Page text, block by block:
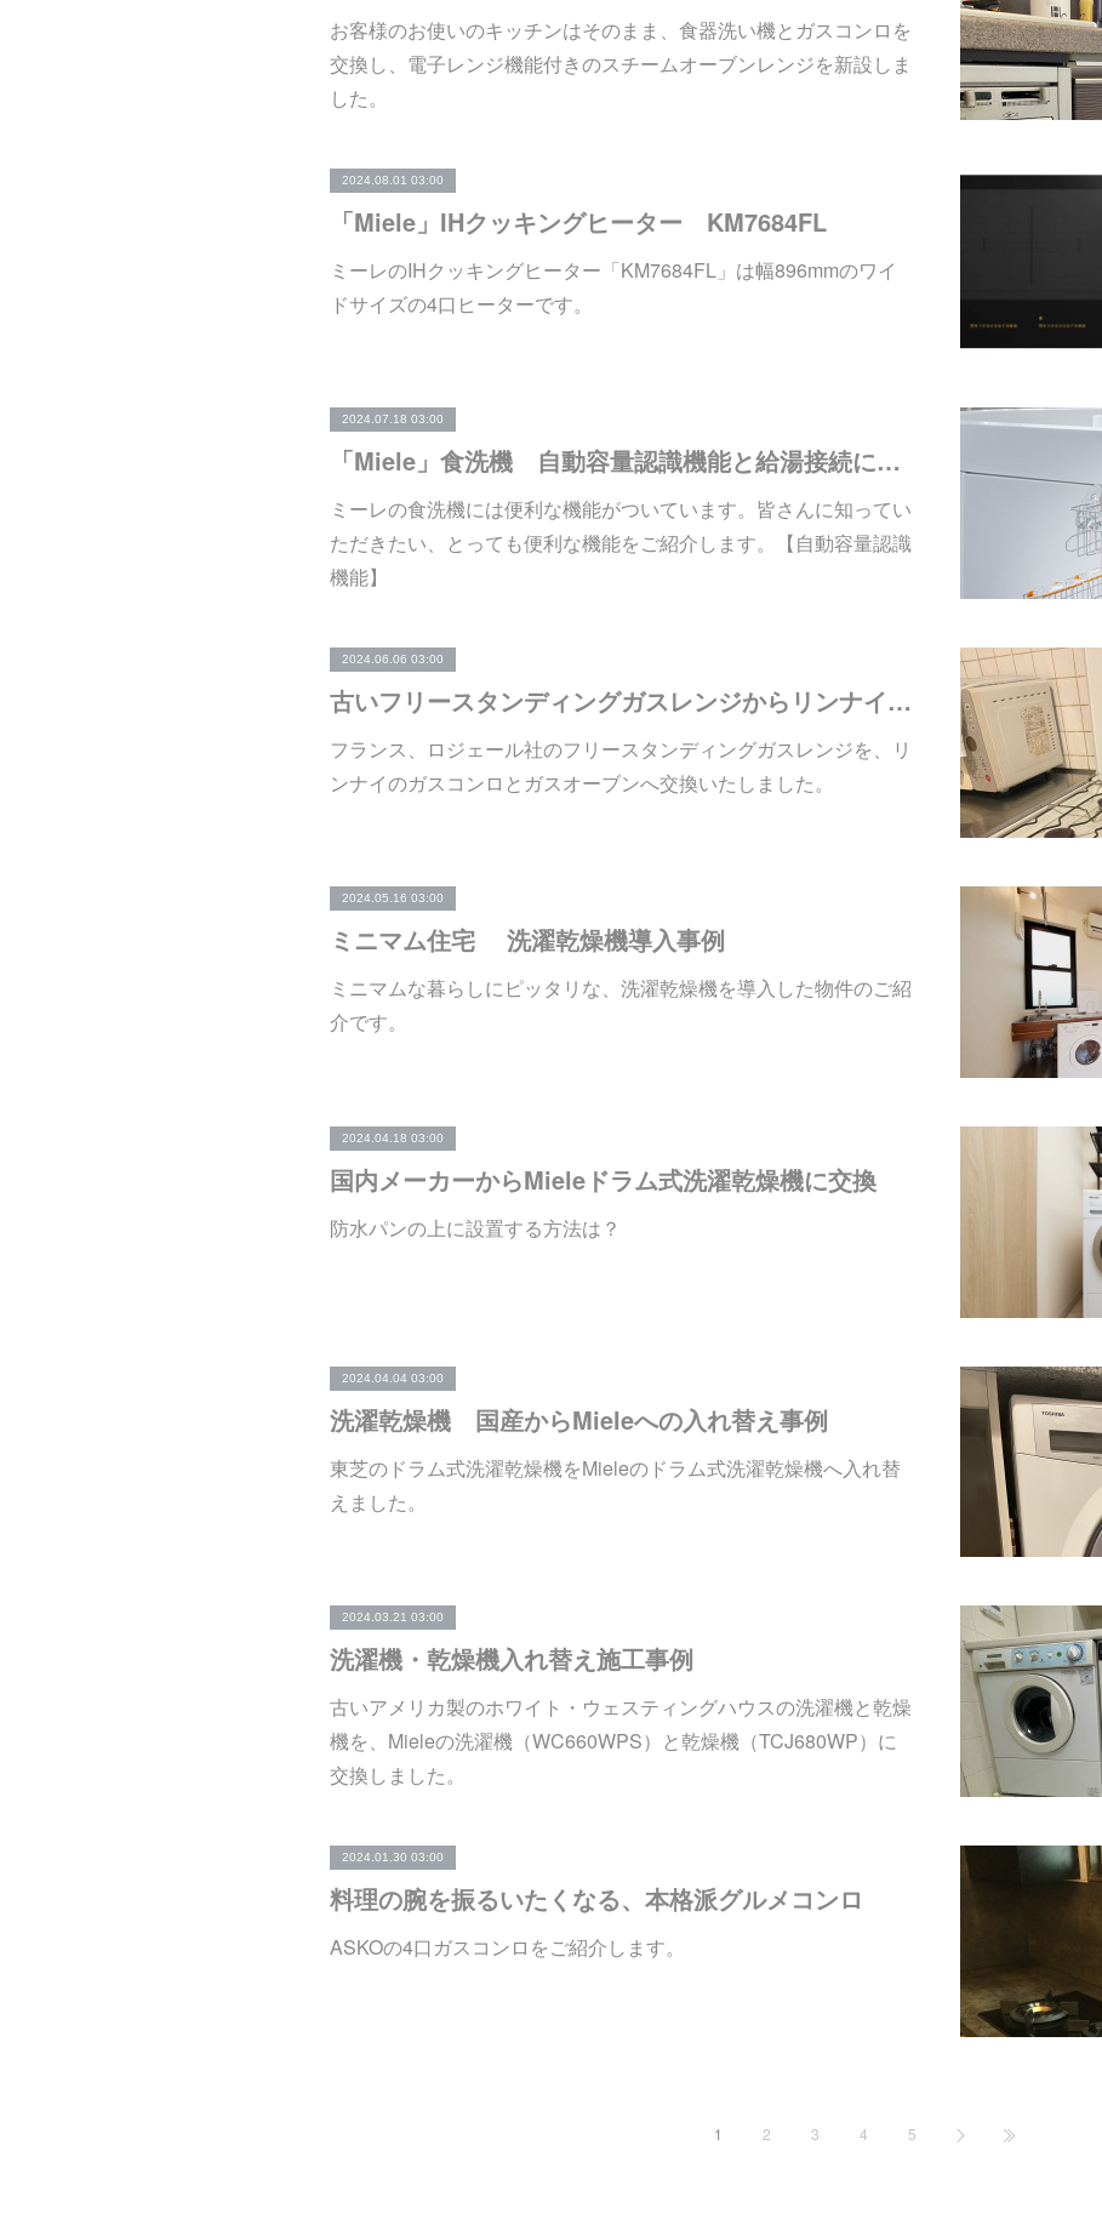
お客様のお使いのキッチンはそのまま、食器洗い機とガスコンロを
交換し、電子レンジ機能付きのスチームオーブンレンジを新設しま
した。
2024.08.01 03:00
「Miele」IHクッキングヒーター KM7684FL
ミーレのIHクッキングヒーター「KM7684FL」は幅896mmのワイ
ドサイズの4口ヒーターです。
2024.07.18 03:00
「Miele」食洗機 自動容量認識機能と給湯接続について
ミーレの食洗機には便利な機能がついています。皆さんに知ってい
ただきたい、とっても便利な機能をご紹介します。【自動容量認識
機能】
2024.06.06 03:00
古いフリースタンディングガスレンジからリンナイへの交換事例
フランス、ロジェール社のフリースタンディングガスレンジを、リ
ンナイのガスコンロとガスオーブンへ交換いたしました。
2024.05.16 03:00
ミニマム住宅 洗濯乾燥機導入事例
ミニマムな暮らしにピッタリな、洗濯乾燥機を導入した物件のご紹
介です。
2024.04.18 03:00
国内メーカーからMieleドラム式洗濯乾燥機に交換
防水パンの上に設置する方法は？
2024.04.04 03:00
洗濯乾燥機 国産からMieleへの入れ替え事例
東芝のドラム式洗濯乾燥機をMieleのドラム式洗濯乾燥機へ入れ替
えました。
2024.03.21 03:00
洗濯機・乾燥機入れ替え施工事例
古いアメリカ製のホワイト・ウェスティングハウスの洗濯機と乾燥
機を、Mieleの洗濯機（WC660WPS）と乾燥機（TCJ680WP）に
交換しました。
2024.01.30 03:00
料理の腕を振るいたくなる、本格派グルメコンロ
ASKOの4口ガスコンロをご紹介します。
1 2 3 4 5